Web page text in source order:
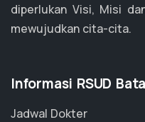
diperlukan Visi, Misi
mewujudkan cita-cita.
Informasi RSUD
Jadwal Dokter